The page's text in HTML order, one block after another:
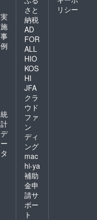
実
施
事
例
統
計
デ
ー
タ
さと
納税
AD
FOR
ALL
HIO
KOS
HI
JFA
クラ
ウド
ファ
ン
ディ
ング
mac
hi-ya
補助
金申
請サ
ポー
ト
リシー